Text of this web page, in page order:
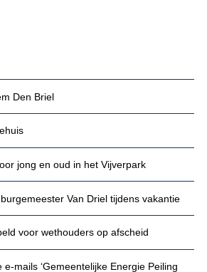
Den Briel
jong en oud in het Vijverpark
Van Driel tijdens vakantie
voor wethouders op afscheid
e-mails ‘Gemeentelijke Energie Peiling